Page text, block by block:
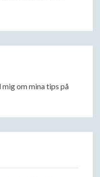
om mina tips på